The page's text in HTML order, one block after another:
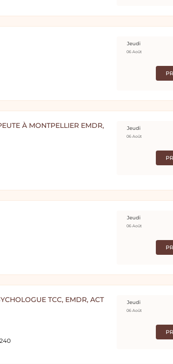
Jeudi
06 Août
À MONTPELLIER EMDR,
Jeudi
06 Août
Jeudi
06 Août
TCC, EMDR, ACT
Jeudi
06 Août